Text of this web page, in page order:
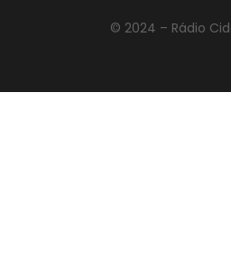
© 2024 – Rádio